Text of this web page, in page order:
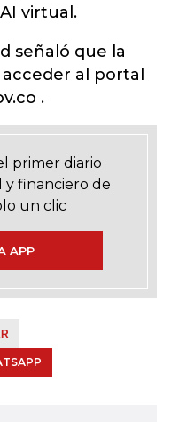
virtual.
señaló que la
al portal
.
primer diario
y financiero de
un clic
APP